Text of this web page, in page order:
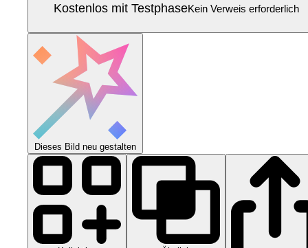
Kostenlos mit TestphaseKein Verweis erforderlich
Dieses Bild neu gestalten